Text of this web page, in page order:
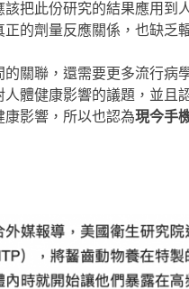
把此份研究的結果應用到
的劑量反應關係，也缺乏
關聯，還需要更多流行病
體健康影響的議題，並且
影響，所以也認為現今手